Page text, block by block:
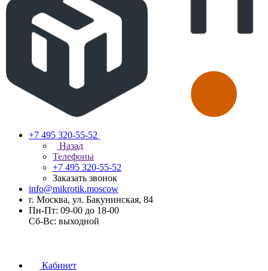
+7 495 320-55-52
Назад
Телефоны
+7 495 320-55-52
Заказать звонок
info@mikrotik.moscow
г. Москва, ул. Бакунинская, 84
Пн-Пт: 09-00 до 18-00
Сб-Вс: выходной
Кабинет